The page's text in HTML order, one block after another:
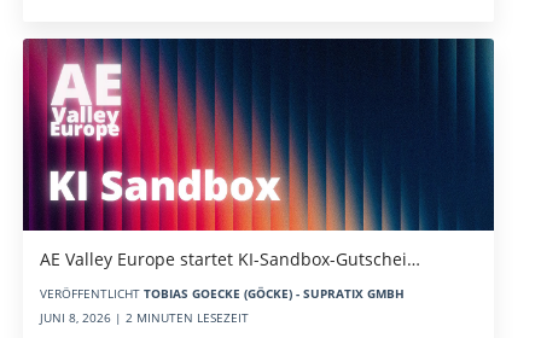
AE Valley Europe startet KI-Sandbox-Gutschei…
VERÖFFENTLICHT TOBIAS GOECKE (GÖCKE) - SUPRATIX GMBH
JUNI 8, 2026 | 2 MINUTEN LESEZEIT